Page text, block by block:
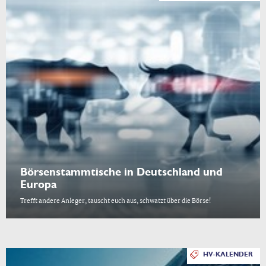
Börsenstammtische in Deutschland und
Europa
Trefft andere Anleger, tauscht euch aus, schwatzt über die Börse!
HV-KALENDER